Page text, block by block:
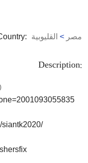
مصر > القليوبية
Description:
siantk2020/